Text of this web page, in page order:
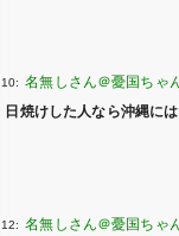
10:
日焼けした人なら沖縄に
12: